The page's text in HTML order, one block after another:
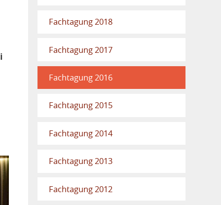
Fachtagung 2018
Fachtagung 2017
Fachtagung 2016
Fachtagung 2015
Fachtagung 2014
Fachtagung 2013
Fachtagung 2012